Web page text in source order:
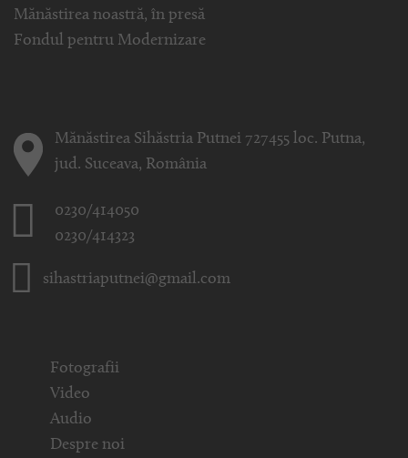
Mănăstirea noastră, în presă
Fondul pentru Modernizare
Mănăstirea Sihăstria Putnei 727455 loc. Putna,
jud. Suceava, România
0230/414050
0230/414323
sihastriaputnei@gmail.com
Fotografii
Video
Audio
Despre noi